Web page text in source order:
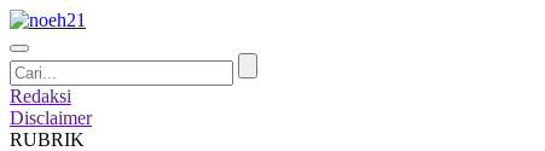
Redaksi
Disclaimer
RUBRIK